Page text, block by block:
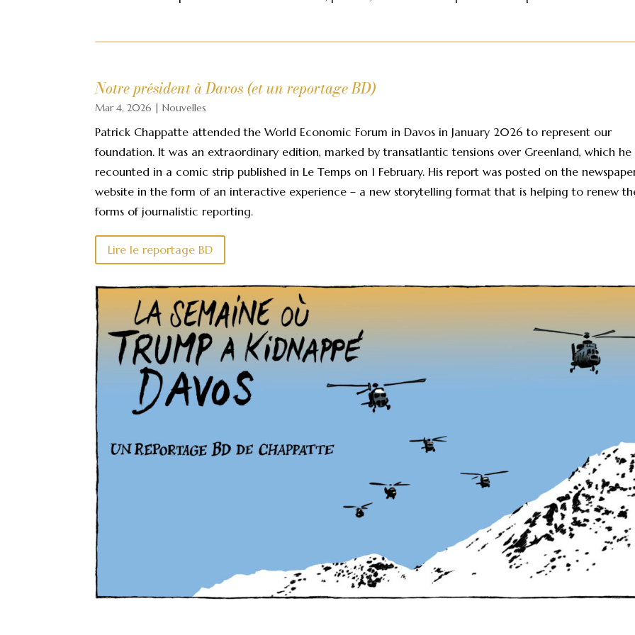
Notre président à Davos (et un reportage BD)
Mar 4, 2026 |Nouvelles
Patrick Chappatte attended the World Economic Forum in Davos in January 2026 to represent our
foundation. It was an extraordinary edition, marked by transatlantic tensions over Greenland, which he
recounted in a comic strip published in Le Temps on 1 February. His report was posted on the
website in the form of an interactive experience – a new storytelling format that is helping to renew
forms of journalistic reporting.
Lire le reportage BD